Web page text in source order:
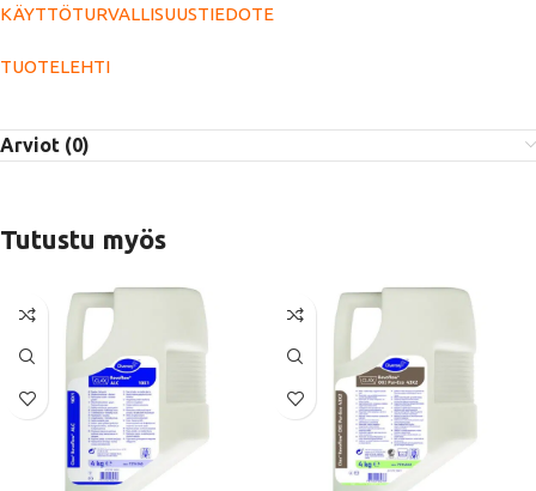
KÄYTTÖTURVALLISUUSTIEDOTE
TUOTELEHTI
Arviot (0)
Tutustu myös